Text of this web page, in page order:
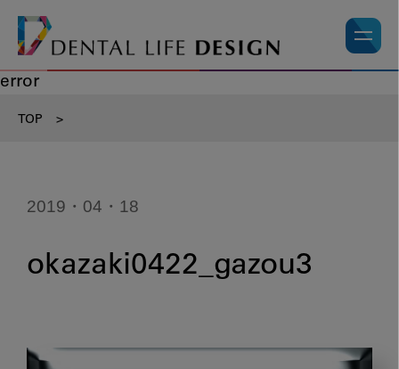
error
TOP >
2019・04・18
okazaki0422_gazou3